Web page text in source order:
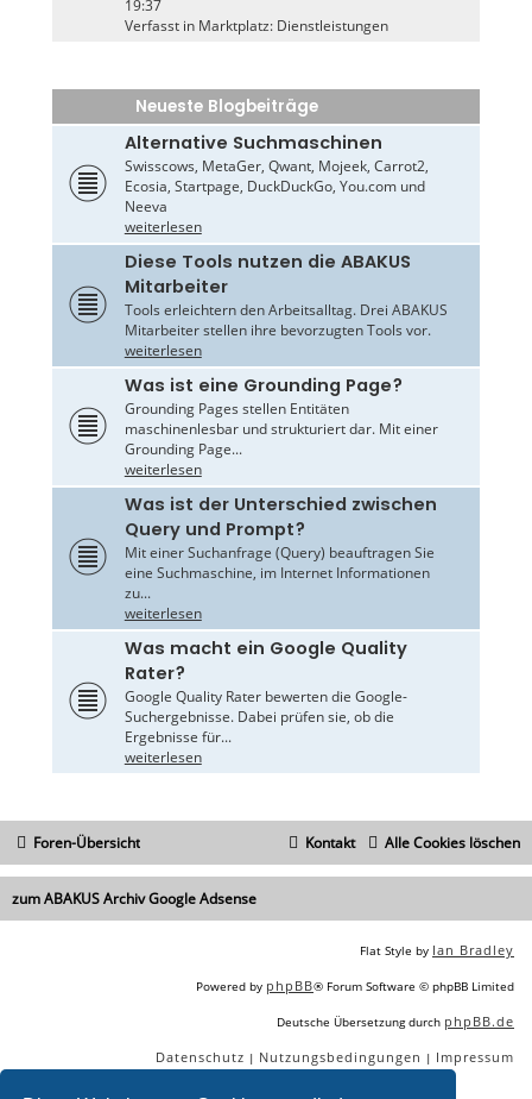
19:37
Verfasst in Marktplatz: Dienstleistungen
Neueste Blogbeiträge
Alternative Suchmaschinen
Swisscows, MetaGer, Qwant, Mojeek, Carrot2,
Ecosia, Startpage, DuckDuckGo, You.com und
Neeva
weiterlesen
Diese Tools nutzen die ABAKUS
Mitarbeiter
Tools erleichtern den Arbeitsalltag. Drei ABAKUS
Mitarbeiter stellen ihre bevorzugten Tools vor.
weiterlesen
Was ist eine Grounding Page?
Grounding Pages stellen Entitäten
maschinenlesbar und strukturiert dar. Mit einer
Grounding Page...
weiterlesen
Was ist der Unterschied zwischen
Query und Prompt?
Mit einer Suchanfrage (Query) beauftragen Sie
eine Suchmaschine, im Internet Informationen
zu...
weiterlesen
Was macht ein Google Quality
Rater?
Google Quality Rater bewerten die Google-
Suchergebnisse. Dabei prüfen sie, ob die
Ergebnisse für...
weiterlesen
Foren-Übersicht Alle Cookies löschen
Kontakt
zum ABAKUS Archiv Google Adsense
Flat Style by Ian Bradley
Powered by phpBB® Forum Software © phpBB Limited
Deutsche Übersetzung durch phpBB.de
Datenschutz | Nutzungsbedingungen | Impressum